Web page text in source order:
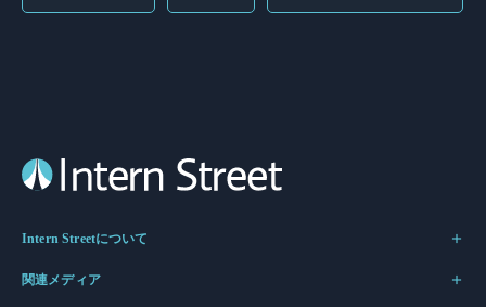
Intern Streetについて
関連メディア